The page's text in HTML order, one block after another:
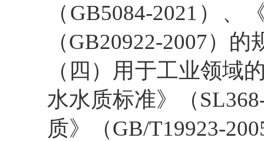
（ GB5084-2021）
（GB20922-2007）的
（四）用于工业领域
水水质标准》（
质》（GB/T19923-